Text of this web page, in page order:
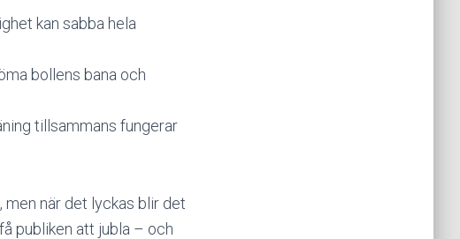
kan sabba hela
bollens bana och
tillsammans fungerar
när det lyckas blir det
publiken att jubla – och